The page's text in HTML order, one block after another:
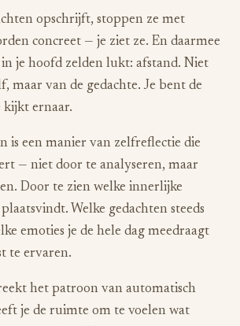
opschrijft, stoppen ze met
concreet — je ziet ze. En daarmee
je hoofd zelden lukt: afstand. Niet
maar van de gedachte. Je bent de
kijkt ernaar.
is een manier van zelfreflectie die
— niet door te analyseren, maar
Door te zien welke innerlijke
Welke gedachten steeds
emoties je de hele dag meedraagt
te ervaren.
het patroon van automatisch
je de ruimte om te voelen wat